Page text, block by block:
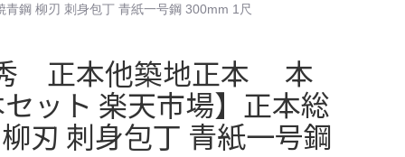
鋼 柳刃 刺身包丁 青紙一号鋼 300mm 1尺
正本他築地正本 本
ット 楽天市場】正本総
刃 刺身包丁 青紙一号鋼